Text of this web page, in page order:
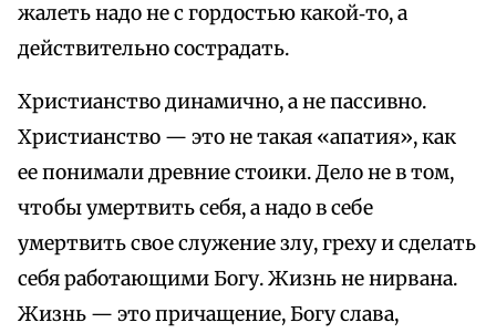
жалеть надо не с гордостью какой‑то, а
действительно сострадать.
Христианство динамично, а не пассивно.
Христианство — это не такая «апатия», как
ее понимали древние стоики. Дело не в том,
чтобы умертвить себя, а надо в себе
умертвить свое служение злу, греху и сделать
себя работающими Богу. Жизнь не нирвана.
Жизнь — это причащение, Богу слава,